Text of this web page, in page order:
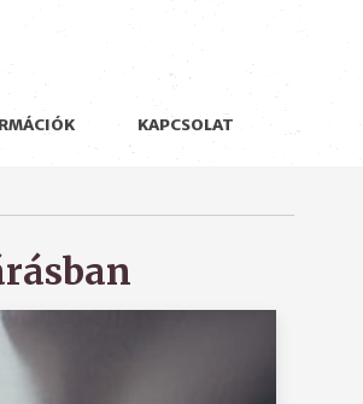
KAPCSOLAT